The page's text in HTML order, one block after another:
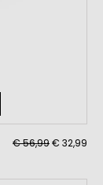
€ 56,99€ 32,99